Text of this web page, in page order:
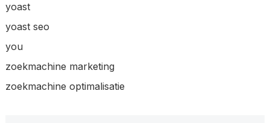
yoast
yoast seo
you
zoekmachine marketing
zoekmachine optimalisatie